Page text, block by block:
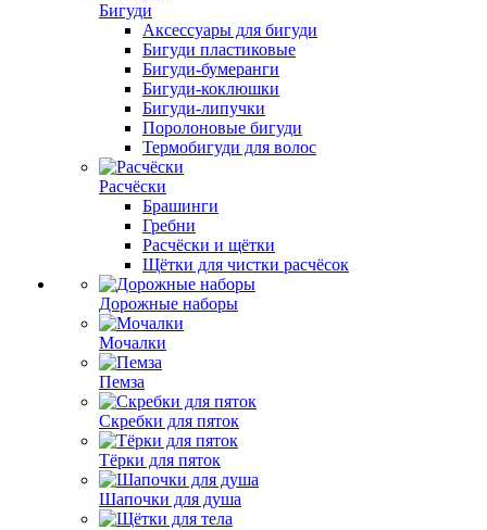
Бигуди
Аксессуары для бигуди
Бигуди пластиковые
Бигуди-бумеранги
Бигуди-коклюшки
Бигуди-липучки
Поролоновые бигуди
Термобигуди для волос
Расчёски
Брашинги
Гребни
Расчёски и щётки
Щётки для чистки расчёсок
Дорожные наборы
Мочалки
Пемза
Скребки для пяток
Тёрки для пяток
Шапочки для душа